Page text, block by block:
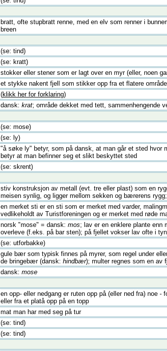
bratt, ofte stupbratt renne, med en elv som renner i
breen
(se: tind)
(se: kratt)
stokker eller stener som er lagt over en myr (eller, noen
et stykke nakent fjell som stikker opp fra et flatere
(klikk her for forklaring)
dansk: krat; område dekket med tett, sammenhengende
(se: mose)
(se: ly)
"å søke ly" betyr, som på dansk, at man går et sted
betyr at man befinner seg et slikt beskyttet sted
(se: skrent)
stiv konstruksjon av metall (evt. tre eller plast) som en
meisen synlig, og ligger mellom sekken og bærerens
en merket sti er en sti som er merket med varder,
vedlikeholdt av Turistforeningen og er merket med røde
norsk "mose" = dansk: mos; lav er en enklere plante enn
overleve (f.eks. på bar sten); på fjellet vokser lav ofte i
(se: utforbakke)
gule bær som typisk finnes på myrer, som regel under
de bringebær (dansk: hindbær); multer regnes som en av
dansk: mose
en opp- eller nedgang er ruten opp på (eller ned fra) noe
eller fra et platå opp på en topp
mat man har med seg på tur
(se: tind)
(se: tind)